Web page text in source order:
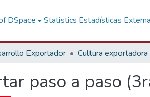
DSpace Statistics Estadísticas
Exportador Cultura exportadora
paso a paso